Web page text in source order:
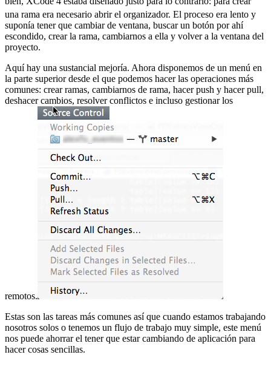
una rama era necesario abrir el organizador. El proceso era lento y
suponía tener que cambiar de ventana, buscar un botón por ahí
escondido, crear la rama, cambiarnos a ella y volver a la ventana del
proyecto.
Aquí hay una sustancial mejoría. Ahora disponemos de un menú en
la parte superior desde el que podemos hacer las operaciones más
comunes: crear ramas, cambiarnos de rama, hacer push y hacer pull,
deshacer cambios, resolver conflictos e incluso gestionar los
remotos.
Estas son las tareas más comunes así que cuando estamos trabajando
nosotros solos o tenemos un flujo de trabajo muy simple, este menú
nos puede ahorrar el tener que estar cambiando de aplicación para
hacer cosas sencillas.